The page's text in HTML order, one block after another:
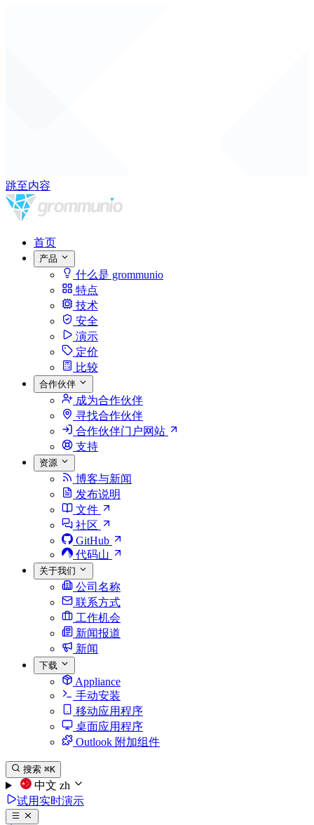
跳至内容
首页
产品
什么是 grommunio
特点
技术
安全
演示
定价
比较
合作伙伴
成为合作伙伴
寻找合作伙伴
合作伙伴门户网站
支持
资源
博客与新闻
发布说明
文件
社区
GitHub
代码山
关于我们
公司名称
联系方式
工作机会
新闻报道
新闻
下载
Appliance
手动安装
移动应用程序
桌面应用程序
Outlook 附加组件
搜索 ⌘K
中文 zh
试用实时演示